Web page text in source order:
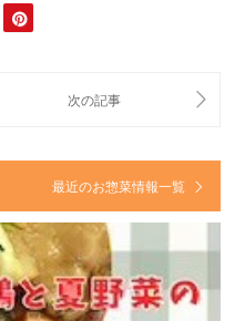
最近のお惣菜情報一覧